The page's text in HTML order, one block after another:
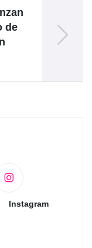
de
Instagram